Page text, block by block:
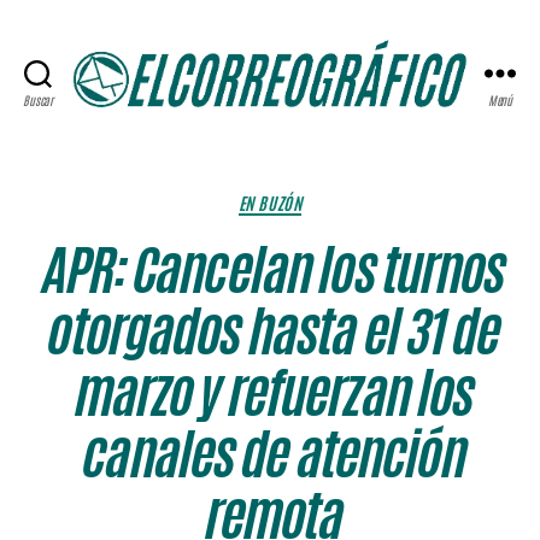
Buscar Menú
Categorías
EN BUZÓN
APR: Cancelan los turnos
otorgados hasta el 31 de
marzo y refuerzan los
canales de atención
remota